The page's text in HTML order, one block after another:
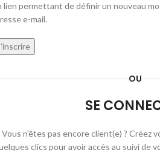
lien permettant de définir un nouveau
e-mail.
OU
SE
Vous n'êtes pas encore client(e) ? Créez
clics pour avoir accès au suivi de